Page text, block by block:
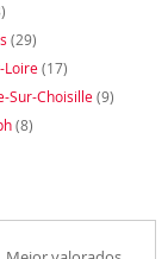
(29)
Loire(17)
Sur-Choisille(9)
(8)